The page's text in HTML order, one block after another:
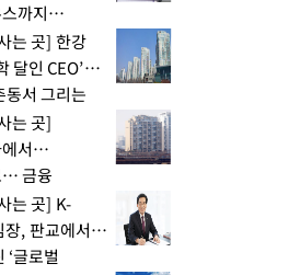
스까지…
뷰티 판 바꾼
는 곳] 한강
달인 CEO’의
서 그리는
드만삭스’
는 곳]
서
… 금융
짓다
는 곳] K-
장, 판교에서
‘글로벌